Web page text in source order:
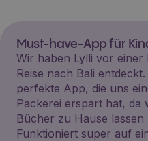
Must-have-App für
Wir haben Lylli vor einer
Reise nach Bali
perfekte App, die uns
Packerei erspart hat, da
Bücher zu Hause lassen
Funktioniert super auf